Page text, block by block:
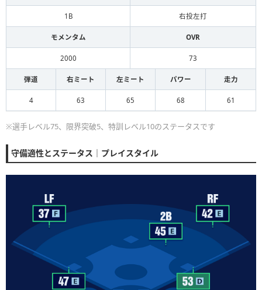
1B 右投左打
モメンタム OVR
2000 73
弾道 右ミート 左ミート パワー 走力
4 63 65 68 61
※選手レベル75、限界突破5、特訓レベル10のステータスです
守備適性とステータス｜プレイスタイル